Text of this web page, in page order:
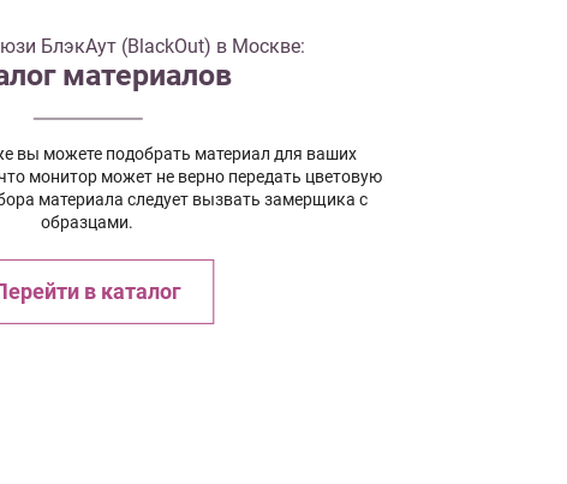
БлэкАут (BlackOut) в Москве:
материалов
вы можете подобрать материал для ваших
монитор может не верно передать цветовую
материала следует вызвать замерщика с
образцами.
в каталог